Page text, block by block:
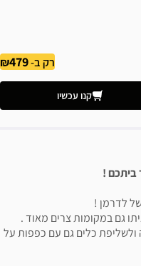
רק ב-479
קנו עכשיו
ביתכם !
גם במקומות צרים מאוד .
ולשליפת כלים גם עם כפפות על